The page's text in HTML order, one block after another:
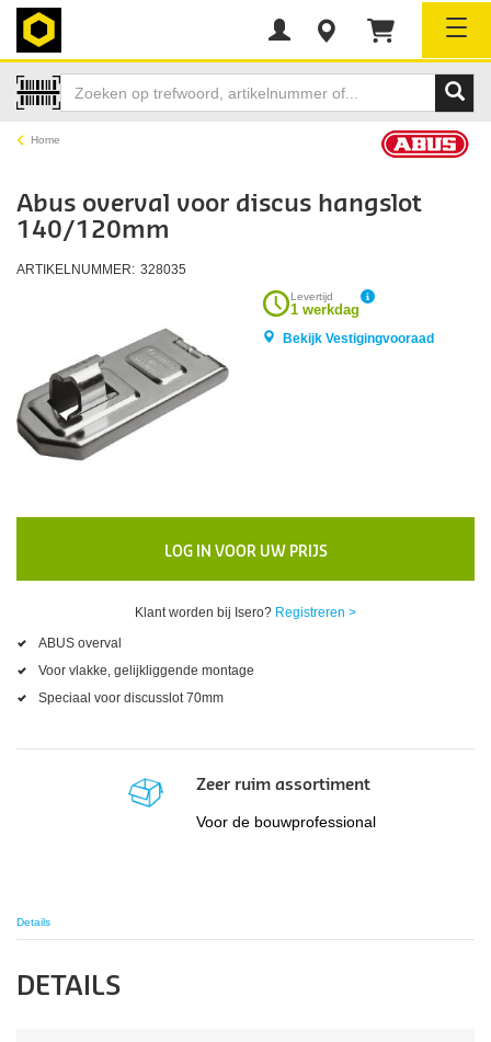
Home
Abus overval voor discus hangslot
140/120mm
ARTIKELNUMMER: 328035
Levertijd
1 werkdag
Bekijk Vestigingvooraad
LOG IN VOOR UW PRIJS
Klant worden bij Isero? Registreren >
ABUS overval
Voor vlakke, gelijkliggende montage
Speciaal voor discusslot 70mm
Zeer ruim assortiment
Voor de bouwprofessional
Details
DETAILS